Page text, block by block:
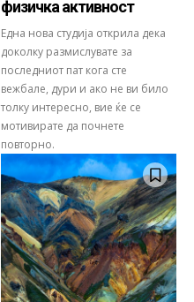
физичка активност
Една нова студија открила дека
доколку размислувате за
последниот пат кога сте
вежбале, дури и ако не ви било
толку интересно, вие ќе се
мотивирате да почнете
повторно.